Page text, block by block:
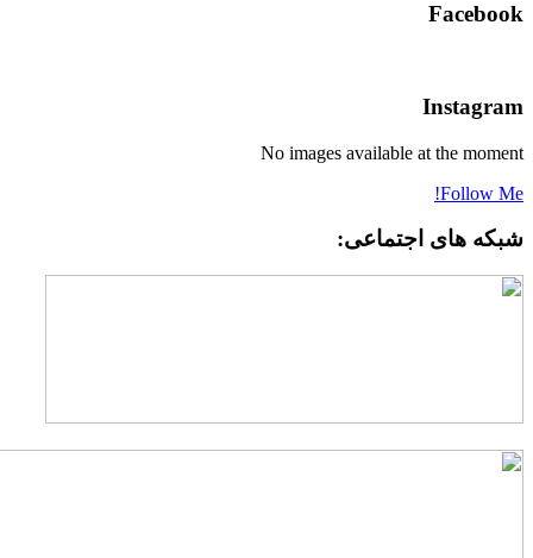
No images available at the
Follow
های اجتماعی: